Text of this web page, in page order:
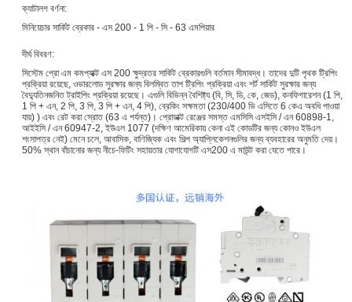
ক্যাটালগ বর্ণনা:
মিনিয়েচার সার্কিট ব্রেকার - এস 200 - 1 পি - সি - 63 এমপিয়ার
দীর্ঘ বিবরণ:
সিস্টেম প্রো এম কমপ্যাক্ট এস 200 ক্ষুদ্রতর সার্কিট ব্রেকারগুলি বর্তমান সীমাবদ্ধ। তাদের দুটি পৃথক ট্রিপিং
প্রক্রিয়া রয়েছে, ওভারলোড সুরক্ষার জন্য বিলম্বিত তাপ ট্রিপিং প্রক্রিয়া এবং শর্ট সার্কিট সুরক্ষার জন্য
বৈদ্যুতিনজনিত ট্রাইপিং প্রক্রিয়া রয়েছে। এগুলি বিভিন্ন বৈশিষ্ট্য (বি, সি, ডি, কে, জেড), কনফিগারেশন (1 পি,
1 পি + এন, 2 পি, 3 পি, 3 পি + এন, 4 পি), ব্রেকিং সক্ষমতা (230/400 ভি এসিতে 6 কেএ অবধি পাওয়া
যায়) ) এবং রেট করা স্রোত (63 এ পর্যন্ত)। প্রোডাক্ট রেঞ্জের সমস্ত এমসিসি এসইসি / এন 60898-1,
আইইসি / এন 60947-2, ইউএল 1077 (দক্ষিণ আমেরিকায় কেনা এই কোডটির জন্য কোনও ইউএল
শংসাপত্র নেই) মেনে চলে, আবাসিক, বাণিজ্যিক এবং শিল্প অ্যাপ্লিকেশনগুলির জন্য ব্যবহারের অনুমতি দেয়।
50% স্থান বাঁচানোর জন্য নীচে-ফিটিং সহায়তার যোগাযোগটি এস200 এ মাউন্ট করা যেতে পারে।